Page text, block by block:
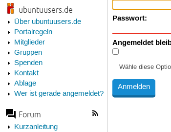
ubuntuusers.de
Über ubuntuusers.de
Portalregeln
Mitglieder
Gruppen
Spenden
Kontakt
Ablage
Wer ist gerade angemeldet?
Forum
Kurzanleitung
Passwort:
Angemeldet
Wähle diese